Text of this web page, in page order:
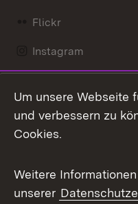
Flickr
Instagram
Mastodon
Messenger
Social Wall
X / Twitter
Um unsere Webseite
und verbessern zu
Cookies.
Weitere
unserer